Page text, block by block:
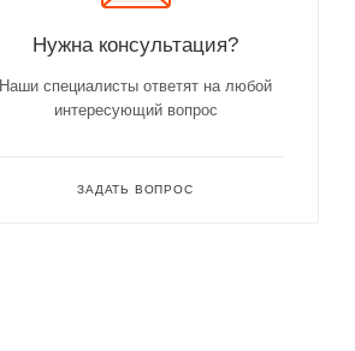
Нужна консультация?
Наши специалисты ответят на любой
интересующий вопрос
ЗАДАТЬ ВОПРОС